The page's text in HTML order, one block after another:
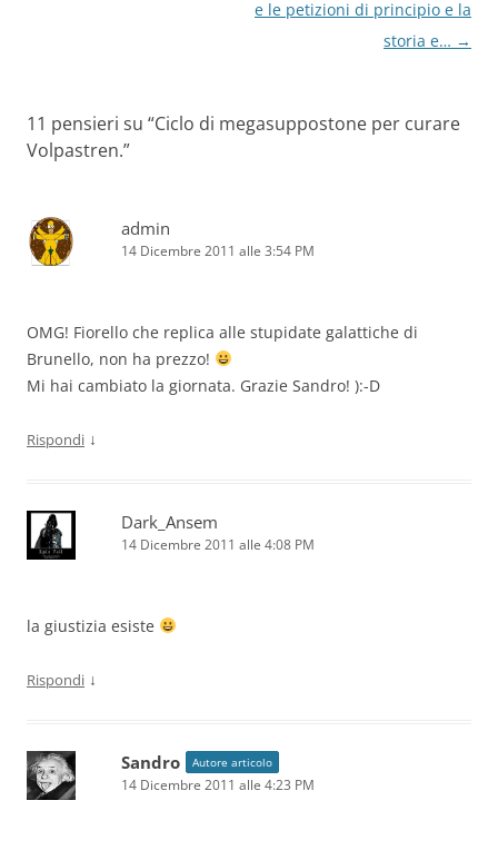
e le petizioni di principio e la
storia e… →
11 pensieri su “Ciclo di megasuppostone per curare
Volpastren.”
admin
14 Dicembre 2011 alle 3:54 PM
OMG! Fiorello che replica alle stupidate galattiche di
Brunello, non ha prezzo!
Mi hai cambiato la giornata. Grazie Sandro! ):-D
Rispondi ↓
Dark_Ansem
14 Dicembre 2011 alle 4:08 PM
la giustizia esiste
Rispondi ↓
Sandro Autore articolo
14 Dicembre 2011 alle 4:23 PM